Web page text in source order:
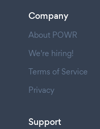
Company
About POWR
We're hiring!
Terms of Service
Privacy
Support